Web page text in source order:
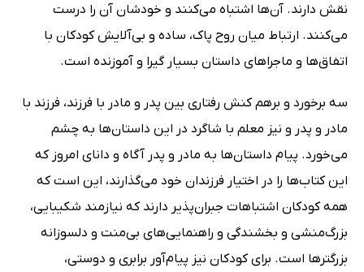
نقش دارند. آن‌ها اشتباه می‌کنند و خودشان آن را درست
می‌کنند. ارتباط میان روح پاک، ساده و بی‌آلایش کودکان با
اتفاق‌ها و ماجراهای داستان بسیار گیرا و آموزنده است.
سه برخورد و برهم کنش رفتاری بین پدر و مادر با فرزند، فرزند با
مادر و پدر و نیز معلم با شاگرد در این داستان‌ها به چشم
می‌خورد. پیام داستان‌ها به مادر و پدر آگاه و دانای امروز که
این کتاب‌ها را در اختیار فرزندان خود می‌گذارند، این است که
همه کودکان اشتباهات جبران‌پذیر دارند که نیازمند شکیبایی،
بزرگ‌منشی و بخشندگی و راهنمایی‌های بی‌منت و دلسوزانه
بزرگترها است. برای کودکان نیز پیام‌آور برابری و دوستی،